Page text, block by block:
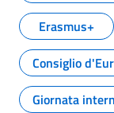
Erasmus+
Consiglio
Giornata